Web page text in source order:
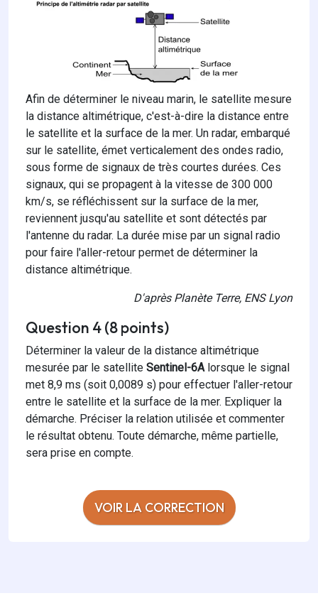
Afin de déterminer le niveau marin, le satellite mesure
la distance altimétrique, c'est-à-dire la distance entre
le satellite et la surface de la mer. Un radar, embarqué
sur le satellite, émet verticalement des ondes radio,
sous forme de signaux de très courtes durées. Ces
signaux, qui se propagent à la vitesse de 300 000
km/s, se réfléchissent sur la surface de la mer,
reviennent jusqu'au satellite et sont détectés par
l'antenne du radar. La durée mise par un signal radio
pour faire l'aller-retour permet de déterminer la
distance altimétrique.
D'après Planète Terre, ENS Lyon
Question 4 (8 points)
Déterminer la valeur de la distance altimétrique
mesurée par le satellite Sentinel-6Alorsque le signal
met 8,9 ms (soit 0,0089 s) pour effectuer l'aller-retour
entre le satellite et la surface de la mer. Expliquer la
démarche. Préciser la relation utilisée et commenter
le résultat obtenu. Toute démarche, même partielle,
sera prise en compte.
VOIR LA CORRECTION